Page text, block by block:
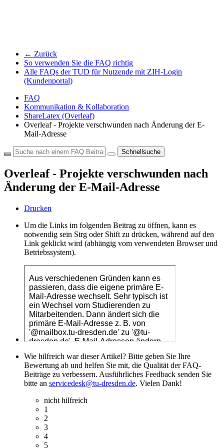
← Zurück
So verwenden Sie die FAQ richtig
Alle FAQs der TUD für Nutzende mit ZIH-Login
(Kundenportal)
FAQ
Kommunikation & Kollaboration
ShareLatex (Overleaf)
Overleaf - Projekte verschwunden nach Änderung der E-
Mail-Adresse
Schnellsuche
Overleaf - Projekte verschwunden nach
Änderung der E-Mail-Adresse
Drucken
Um die Links im folgenden Beitrag zu öffnen, kann es
notwendig sein Strg oder Shift zu drücken, während auf den
Link geklickt wird (abhängig vom verwendeten Browser und
Betriebssystem).
Wie hilfreich war dieser Artikel? Bitte geben Sie Ihre
Bewertung ab und helfen Sie mit, die Qualität der FAQ-
Beiträge zu verbessern. Ausführliches Feedback senden Sie
bitte an servicedesk@tu-dresden.de. Vielen Dank!
nicht hilfreich
1
2
3
4
5